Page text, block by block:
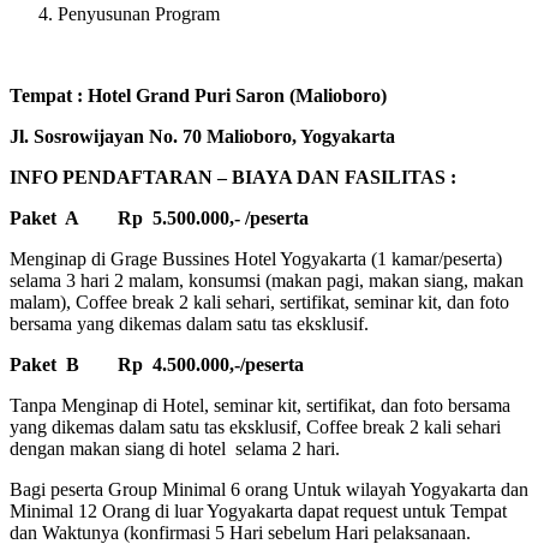
Penyusunan Program
Tempat : Hotel Grand Puri Saron (Malioboro)
Jl. Sosrowijayan No. 70 Malioboro, Yogyakarta
INFO PENDAFTARAN – BIAYA DAN FASILITAS :
Paket A Rp 5.500.000,- /peserta
Menginap di Grage Bussines Hotel Yogyakarta (1 kamar/peserta)
selama 3 hari 2 malam, konsumsi (makan pagi, makan siang, makan
malam), Coffee break 2 kali sehari, sertifikat, seminar kit, dan foto
bersama yang dikemas dalam satu tas eksklusif.
Paket B Rp 4.500.000,-/peserta
Tanpa Menginap di Hotel, seminar kit, sertifikat, dan foto bersama
yang dikemas dalam satu tas eksklusif, Coffee break 2 kali sehari
dengan makan siang di hotel selama 2 hari.
Bagi peserta Group Minimal 6 orang Untuk wilayah Yogyakarta dan
Minimal 12 Orang di luar Yogyakarta dapat request untuk Tempat
dan Waktunya (konfirmasi 5 Hari sebelum Hari pelaksanaan.